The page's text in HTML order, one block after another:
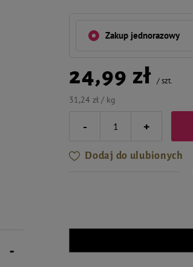
Zakup jednorazowy
24,99 zł /szt.
31,24 zł / kg
- +
Dodaj do ulubionych